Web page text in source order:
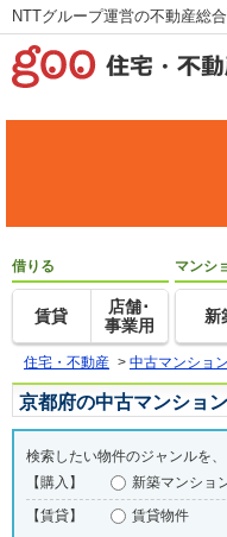
NTTグループ運営の不動産総
借りる
賃貸
店舗･
事業用
マンシ
新
住宅・不動産 > 中古マンション
京都府の中古マンショ
検索したい物件のジャンルを
【購入】
新築マンショ
【賃貸】
賃貸物件